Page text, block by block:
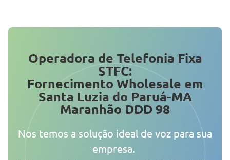
Operadora de Telefonia Fixa
STFC:
Fornecimento Wholesale em
Santa Luzia do Paruá-MA
Maranhão DDD 98
Nos temos a solução ideal de voz para sua
empresa.